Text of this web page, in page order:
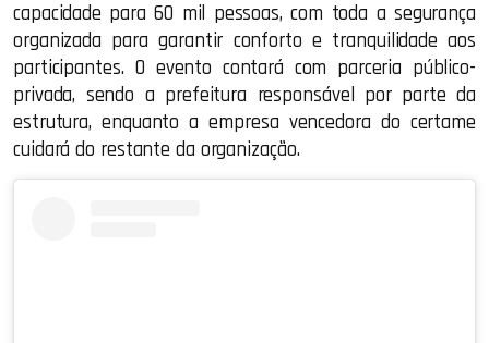
capacidade para 60 mil pessoas, com toda a segurança
organizada para garantir conforto e tranquilidade aos
participantes. O evento contará com parceria público-
privada, sendo a prefeitura responsável por parte da
estrutura, enquanto a empresa vencedora do certame
cuidará do restante da organização.